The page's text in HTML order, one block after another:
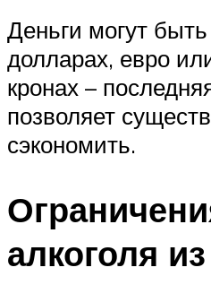
Деньги могут
долларах, евро
кронах –
позволяет
сэкономить.
алкоголя